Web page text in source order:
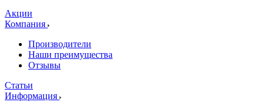
Акции
Компания
Производители
Наши преимущества
Отзывы
Статьи
Информация